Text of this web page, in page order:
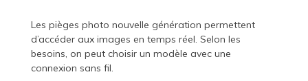
Les pièges photo nouvelle génération permettent
d’accéder aux images en temps réel. Selon les
besoins, on peut choisir un modèle avec une
connexion sans fil.